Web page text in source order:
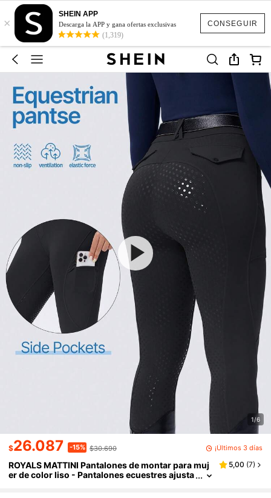
CONSEGUIR
×
SHEIN APP
Descarga la APP y gana ofertas exclusivas
(1,319)
1/6
$26.087 -15% $30.690 ¡Últimos 3 días
ROYALS MATTINI Pantalones de montar para muj
er de color liso - Pantalones ecuestres ajusta
5,00 (7)